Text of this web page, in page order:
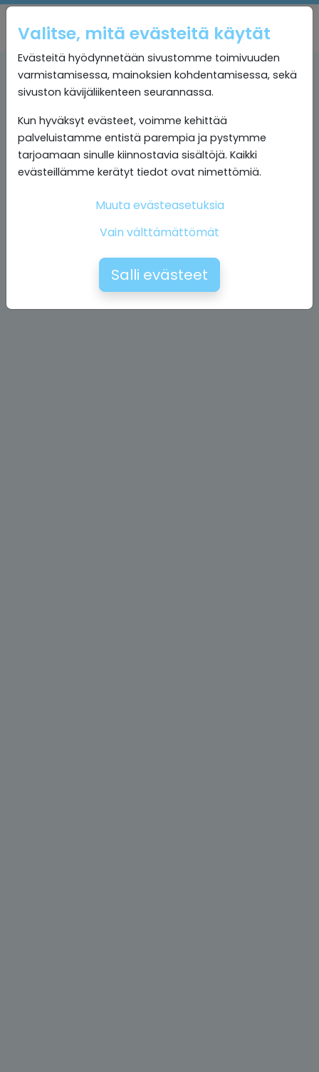
Valitse, mitä evästeitä käytät
Evästeitä hyödynnetään sivustomme toimivuuden
varmistamisessa, mainoksien kohdentamisessa, sekä
sivuston kävijäliikenteen seurannassa.
Kun hyväksyt evästeet, voimme kehittää
palveluistamme entistä parempia ja pystymme
tarjoamaan sinulle kiinnostavia sisältöjä. Kaikki
evästeillämme kerätyt tiedot ovat nimettömiä.
Muuta evästeasetuksia
Vain välttämättömät
Salli evästeet